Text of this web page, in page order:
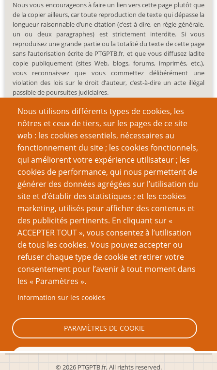
Nous utilisons différents types de cookies, les
nôtres et ceux de tiers, sur les pages de ce site
web : les cookies essentiels, nécessaires au
fonctionnement du site ; les cookies fonctionnels,
qui améliorent votre expérience utilisateur ; les
cookies de performance, qui nous permettent de
générer des données agrégées sur l’utilisation du
site et d’établir des statistiques ; et les cookies
marketing, utilisés pour afficher des contenus et
des publicités pertinents. En cliquant sur «
ACCEPTER TOUT », vous consentez à l’utilisation
de tous les cookies. Vous pouvez accepter ou
refuser chaque type de cookie et retirer votre
consentement pour l’avenir à tout moment dans
les « Paramètres ».
Information sur les cookies
PARAMÈTRES DE COOKIE
TOUT REFUSER
Nous vous encourageons à faire un lien vers cette page plutôt que
de la copier ailleurs, car toute reproduction de texte qui dépasse la
longueur raisonnable d’une citation (c’est-à-dire, en règle générale,
un ou deux paragraphes) est strictement interdite. Si vous
reproduisez une grande partie ou la totalité du texte de cette page
sans l’autorisation écrite de PTGPTB.fr, et que vous diffusez ladite
copie publiquement (sites Web, blogs, forums, imprimés, etc.),
vous reconnaissez que vous commettez délibérément une
violation des lois sur le droit d’auteur, c’est-à-dire un acte illégal
passible de poursuites judiciaires.
Recherche
Nom d'utilisateur
Mot de passe
Réinitialiser votre mot de passe
© 2026 PTGPTB.fr, All rights reserved.